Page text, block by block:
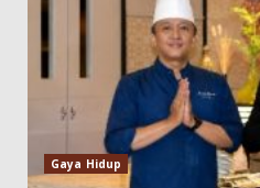
Gaya Hidup